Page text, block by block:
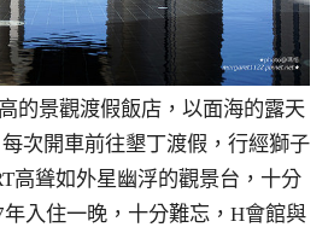
的景觀渡假飯店，以面海的露天
次開車前往墾丁渡假，行經獅子
高聳如外星幽浮的觀景台，十分
入住一晚，十分難忘，H會館與